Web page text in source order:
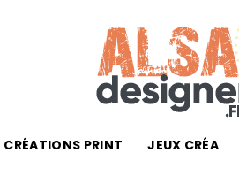
CRÉATIONS PRINT JEUX CRÉA